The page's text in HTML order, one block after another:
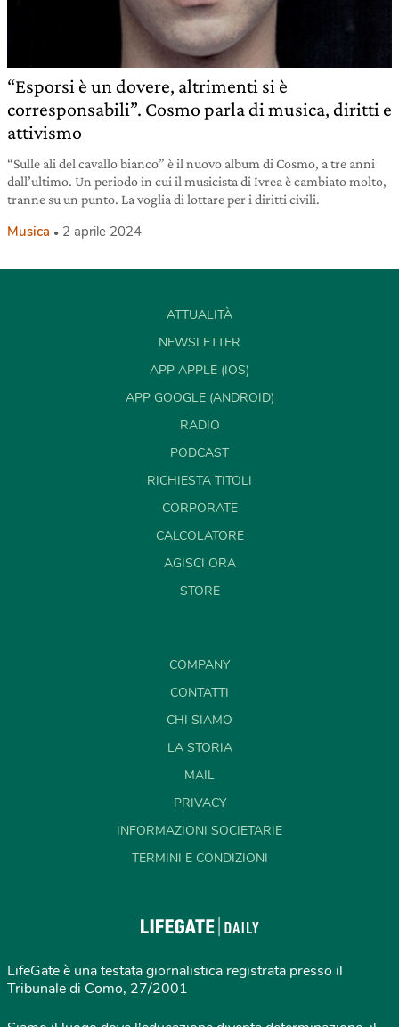
“Esporsi è un dovere, altrimenti si è
corresponsabili”. Cosmo parla di musica, diritti e
attivismo
“Sulle ali del cavallo bianco” è il nuovo album di Cosmo, a tre anni
dall’ultimo. Un periodo in cui il musicista di Ivrea è cambiato molto,
tranne su un punto. La voglia di lottare per i diritti civili.
Musica 2 aprile 2024
ATTUALITÀ
NEWSLETTER
APP APPLE (IOS)
APP GOOGLE (ANDROID)
RADIO
PODCAST
RICHIESTA TITOLI
CORPORATE
CALCOLATORE
AGISCI ORA
STORE
COMPANY
CONTATTI
CHI SIAMO
LA STORIA
MAIL
PRIVACY
INFORMAZIONI SOCIETARIE
TERMINI E CONDIZIONI
LifeGate è una testata giornalistica registrata presso il
Tribunale di Como, 27/2001